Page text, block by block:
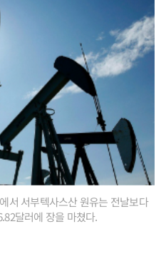
서 서부텍사스산 원유는 전날보다
달러에 장을 마쳤다.